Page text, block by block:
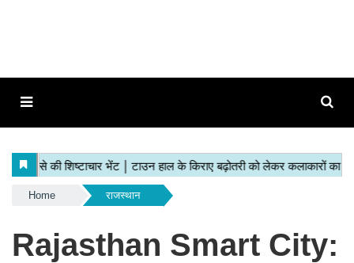
Home राजस्थान
Rajasthan Smart City: